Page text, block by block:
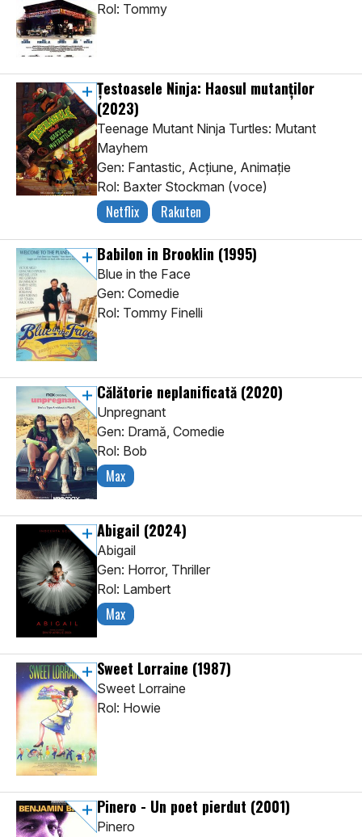
Rol: Tommy
Țestoasele Ninja: Haosul mutanților
(2023)
Teenage Mutant Ninja Turtles: Mutant
Mayhem
Gen: Fantastic, Acţiune, Animaţie
Rol: Baxter Stockman (voce)
Netflix Rakuten
Babilon in Brooklin (1995)
Blue in the Face
Gen: Comedie
Rol: Tommy Finelli
Călătorie neplanificată (2020)
Unpregnant
Gen: Dramă, Comedie
Rol: Bob
Max
Abigail (2024)
Abigail
Gen: Horror, Thriller
Rol: Lambert
Max
Sweet Lorraine (1987)
Sweet Lorraine
Rol: Howie
Pinero - Un poet pierdut (2001)
Pinero